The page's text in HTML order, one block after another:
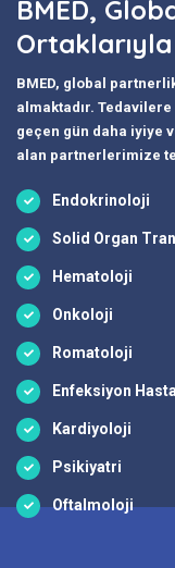
BMED,
BMED, global
almaktadır.
geçen gün daha iyiye
alan partnerlerimize
Endokrinoloji
Solid Organ
Hematoloji
Onkoloji
Romatoloji
Enfeksiyon
Kardiyoloji
Psikiyatri
Oftalmoloji